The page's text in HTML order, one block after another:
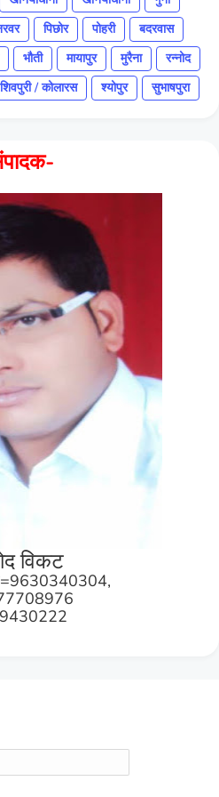
पिछोर पोहरी
बदरवास
भौती मायापुर मुरैना
रन्नोद
शिवपुरी / कोलारस श्योपुर सुभाषपुरा
विकट